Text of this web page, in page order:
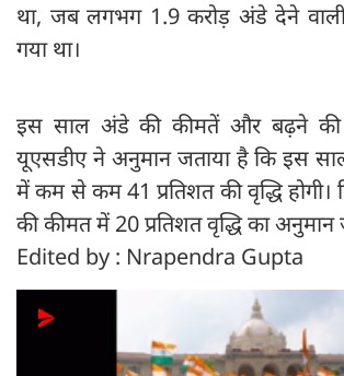
था, जब लगभग 1.9 करोड़ अंडे देने वाली
गया था।
इस साल अंडे की कीमतें और बढ़ने
यूएसडीए ने अनुमान जताया है कि इस
में कम से कम 41 प्रतिशत की वृद्धि
की कीमत में 20 प्रतिशत वृद्धि का अनुमान
Edited by : Nrapendra Gupta